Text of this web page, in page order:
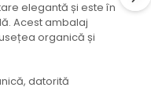
elegantă și este în
Acest ambalaj
organică și
datorită